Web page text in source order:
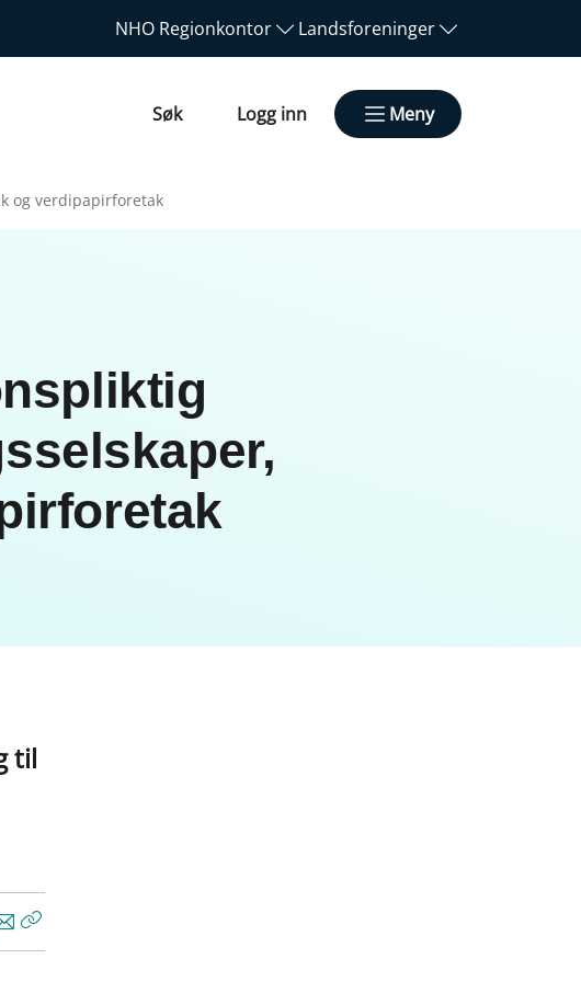
NHO Regionkontor Landsforeninger
Søk Logg inn Meny
og verdipapirforetak
til
Kopier